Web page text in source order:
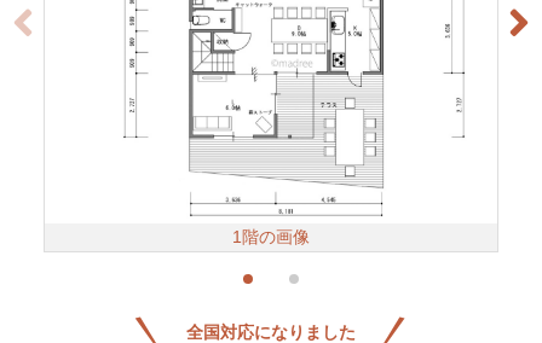
1階の画像
全国対応になりました